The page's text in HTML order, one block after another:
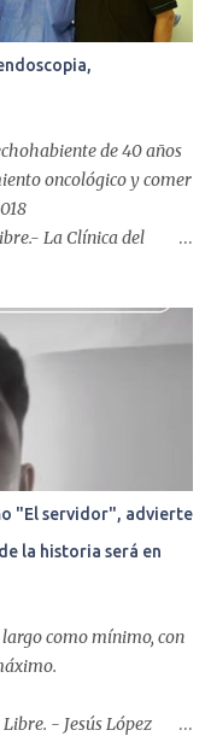
de 40 años
oncológico y comer
La Clínica del
de alta tecnología de
certificados. Además
que permiten
para el paciente, a
y personal
realizó un nuevo caso
stent metálico
en el ...
"El servidor", advierte
la historia será en
como mínimo, con
como máximo.
- Jesús López